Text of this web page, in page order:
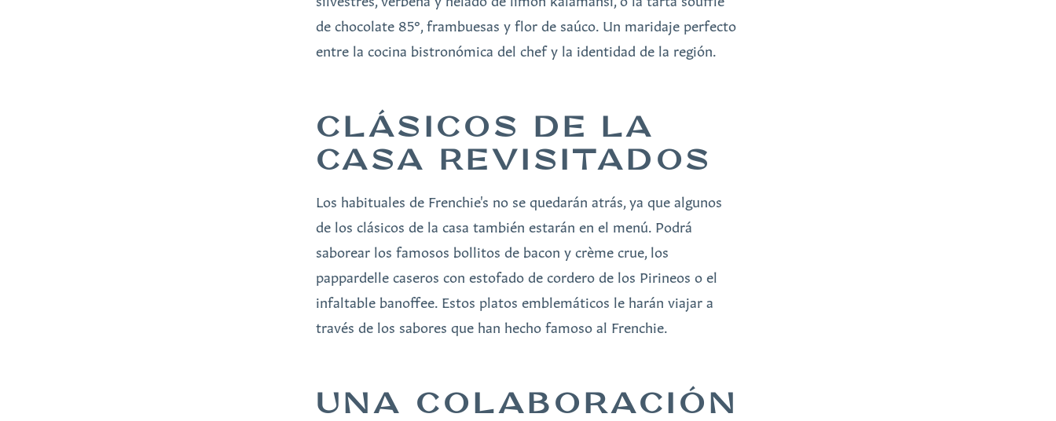
de chocolate 85°, frambuesas y flor de saúco. Un maridaje perfecto
entre la cocina bistronómica del chef y la identidad de la región.
CLÁSICOS DE LA
CASA REVISITADOS
Los habituales de Frenchie's no se quedarán atrás, ya que algunos
de los clásicos de la casa también estarán en el menú. Podrá
saborear los famosos bollitos de bacon y crème crue, los
pappardelle caseros con estofado de cordero de los Pirineos o el
infaltable banoffee. Estos platos emblemáticos le harán viajar a
través de los sabores que han hecho famoso al Frenchie.
UNA COLABORACIÓN